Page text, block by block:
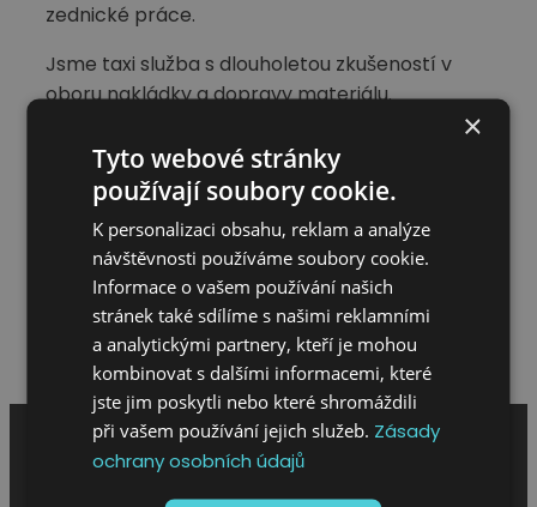
zednické práce.
Jsme taxi služba s dlouholetou zkušeností v
oboru nakládky a dopravy materiálu.
nákladu včetně nebezpečných látek a zajistíme
vám rychlý a spolehlivý převoz v rámci Kladna
a okolí. Naše vozidla jsou vybavena moderními
technologiemi a naši řidiči jsou zkušení a
spolehliví.
Hodnocení meloucháře
Napsat hodnocení
×
Tyto webové stránky
používají soubory cookie.
K personalizaci obsahu, reklam a analýze
návštěvnosti používáme soubory cookie.
Informace o vašem používání našich
stránek také sdílíme s našimi reklamními
a analytickými partnery, kteří je mohou
kombinovat s dalšími informacemi, které
jste jim poskytli nebo které shromáždili
při vašem používání jejich služeb. Zásady
ochrany osobních údajů